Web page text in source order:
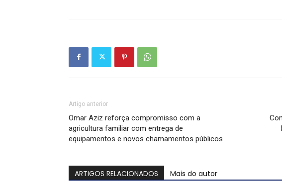
Artigo anterior
Omar Aziz reforça compromisso com a
agricultura familiar com entrega de
equipamentos e novos chamamentos públicos
ARTIGOS RELACIONADOS Mais do autor